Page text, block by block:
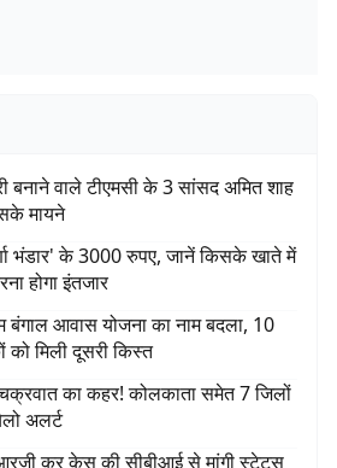
बनाने वाले टीएमसी के 3 सांसद अमित शाह
मायने
भंडार' के 3000 रुपए, जानें किसके खाते में
होगा इंतजार
बंगाल आवास योजना का नाम बदला, 10
मिली दूसरी किस्त
चक्रवात का कहर! कोलकाता समेत 7 जिलों
अलर्ट
कर केस की सीबीआई से मांगी स्टेटस